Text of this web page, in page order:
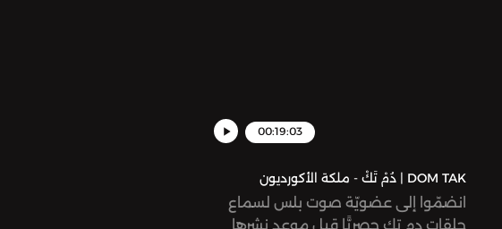
00:19:03
DOM TAK | دُمْ تَكْ - ملكة الأكورديون
انضمّوا إلى عضويّة صوت بلس لسماع
حلقات دم تك حصريًّا قبل موعد نشرها